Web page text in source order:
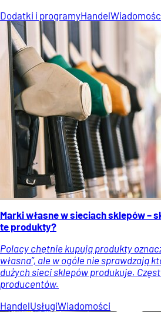
Dodatki i programyHandel
Marki własne w sieciach sklepów –
te produkty?
Polacy chętnie kupują produkty
własna”, ale w ogóle nie sprawdzają
dużych sieci sklepów produkuje.
producentów.
HandelUsługiWiadomości